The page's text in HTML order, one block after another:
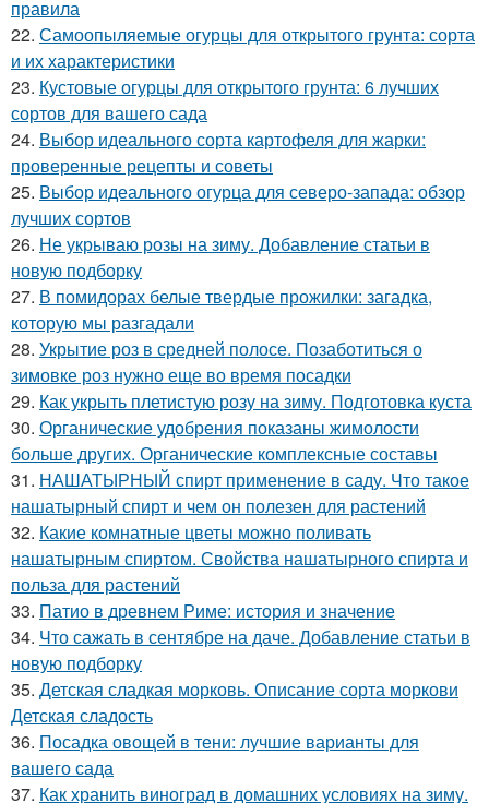
правила
22. Самоопыляемые огурцы для открытого грунта: сорта
и их характеристики
23. Кустовые огурцы для открытого грунта: 6 лучших
сортов для вашего сада
24. Выбор идеального сорта картофеля для жарки:
проверенные рецепты и советы
25. Выбор идеального огурца для северо-запада: обзор
лучших сортов
26. Не укрываю розы на зиму. Добавление статьи в
новую подборку
27. В помидорах белые твердые прожилки: загадка,
которую мы разгадали
28. Укрытие роз в средней полосе. Позаботиться о
зимовке роз нужно еще во время посадки
29. Как укрыть плетистую розу на зиму. Подготовка куста
30. Органические удобрения показаны жимолости
больше других. Органические комплексные составы
31. НАШАТЫРНЫЙ спирт применение в саду. Что такое
нашатырный спирт и чем он полезен для растений
32. Какие комнатные цветы можно поливать
нашатырным спиртом. Свойства нашатырного спирта и
польза для растений
33. Патио в древнем Риме: история и значение
34. Что сажать в сентябре на даче. Добавление статьи в
новую подборку
35. Детская сладкая морковь. Описание сорта моркови
Детская сладость
36. Посадка овощей в тени: лучшие варианты для
вашего сада
37. Как хранить виноград в домашних условиях на зиму.